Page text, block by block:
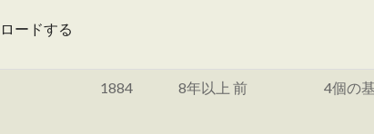
ードする
1884 8年以上 前 4個の